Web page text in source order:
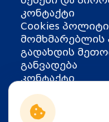
კონტაქტი
თბილისი,
გამზირი 126
კონტაქტი
Cookies
მომხმარებლის
გადახდის
განვადება